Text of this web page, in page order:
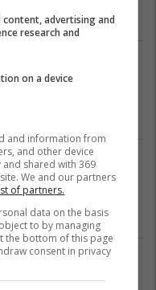
25/04/2023
dhe a janë këta
por vizitat janë të
ishulli më i
botë
15/04/2023
advertising and
research and
on a device
and information from
and other device
shared with 369
We and our partners
of partners.
data on the basis
to by managing
the bottom of this page
consent in privacy